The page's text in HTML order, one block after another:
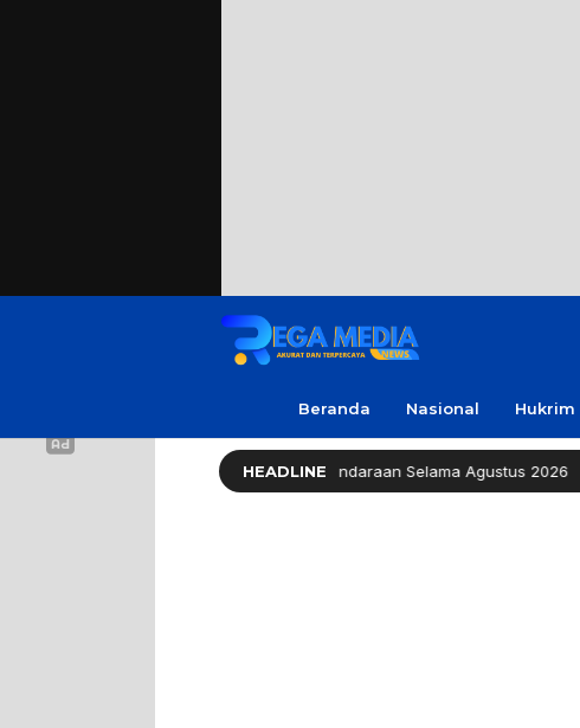
Beranda Nasional Hukrim
HEADLINE
Jatim Bebaskan Pajak Kendaraan Selama Agustus 2026